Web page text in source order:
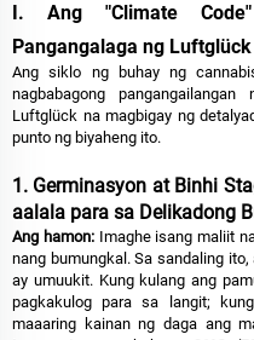
I. Ang "Climate
Pangangalaga ng Luftglück
Ang siklo ng buhay ng
nagbabagong
Luftglück na magbigay ng
punto ng biyaheng ito.
1. Germinasyon at Binhi
aalala para sa Delikadong
Ang hamon: Imaghe isang maliit
nang bumungkal. Sa sandaling
ay umuukit. Kung kulang ang
pagkakulog para sa langit;
maaaring kainan ng daga ang